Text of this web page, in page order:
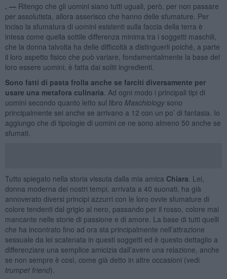
. — Ritengo che gli uomini siano tutti uguali, però, per non passare
per assolutista, allora asserisco che hanno delle sfumature. Per
inciso la sfumatura di uomini esistenti sulla faccia della terra è
intesa come quella sottile differenza minima tra i soggetti maschili,
che la donna talvolta ha delle difficoltà a distinguerli poiché, a parte
il loro aspetto fisico che può variare, fondamentalmente la base del
loro essere uomini, è fatta dai soliti ingredienti.
Sono fatti di pasta frolla anche se farciti diversamente per
usare una metafora culinaria . Ad ogni modo i principali tipi di
uomini secondo quanto letto sul libro Maschiologysono
principalmente sei anche se arrivano a 12 con un po’ di fantasia. Io
aggiungo che di tipologie di uomini ce ne sono almeno 50 anche se
sfumati.
Tutto spiegato nella storia vissuta dalla mia amica Chiara . Lei,
donna moderna dei nostri tempi, arrivata a 40 suonati, ha già
annoverato diversi principi azzurri con le loro ovvie sfumature di
colore tendenti dal grigio al nero, passando per il rosso, colore mai
mancante nelle storie di passione e di amore. La base di tutti quelli
che ha incontrato fino ad ora sta principalmente nell’attrazione
sessuale da lei scatenata in questi soggetti ed è questo dettaglio a
differenziare una semplice amicizia dall’avere una relazione, anche
se non sempre è così, come già detto in altre occasioni (vedi
trumpet friend).